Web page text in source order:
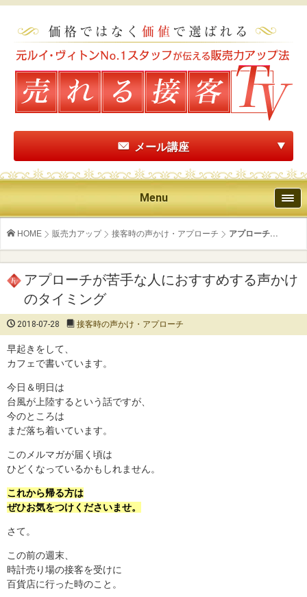
メール講座
Menu
HOME 販売力アップ 接客時の声かけ・アプローチ アプローチ...
アプローチが苦手な人におすすめする声かけ
のタイミング
2018-07-28 接客時の声かけ・アプローチ
早起きをして、
カフェで書いています。
今日＆明日は
台風が上陸するという話ですが、
今のところは
まだ落ち着いています。
このメルマガが届く頃は
ひどくなっているかもしれません。
これから帰る方は
ぜひお気をつけくださいませ。
さて。
この前の週末、
時計売り場の接客を受けに
百貨店に行った時のこと。